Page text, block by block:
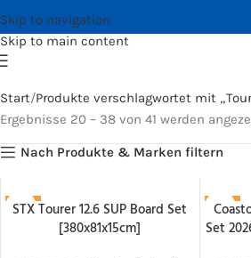
Skip to navigation
Skip to main content
Start Produkte verschlagwortet mit
Ergebnisse 20 – 38 von 41 werden
Nach Produkte & Marken filtern
-8%
STX Tourer 12.6 SUP Board Set
[380x81x15cm]
-5%
Set